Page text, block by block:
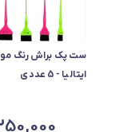
ایتالیا - 5 عددی